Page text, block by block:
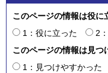
このページの情報は役に
1：役に立った
2
このページの情報は見つ
1：見つけやすかった